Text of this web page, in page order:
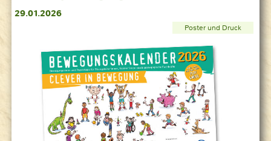
29.01.2026
Poster und Druck